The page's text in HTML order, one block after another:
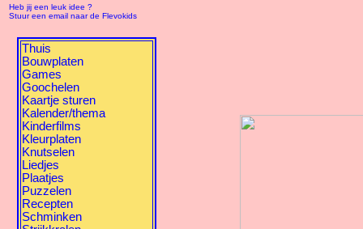
Heb jij een leuk idee ?
Stuur een email naar de Flevokids
Thuis
Bouwplaten
Games
Goochelen
Kaartje sturen
Kalender/thema
Kinderfilms
Kleurplaten
Knutselen
Liedjes
Plaatjes
Puzzelen
Recepten
Schminken